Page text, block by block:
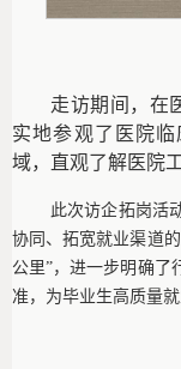
走访期间，在
实地参观了医院
域，直观了解医院
此次访企拓岗活
协同、拓宽就业渠道
公里”，进一步明确了
准，为毕业生高质量